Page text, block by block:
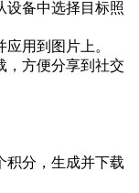
设备中选择目标照
用到图片上。
，方便分享到社交
积分，生成并下载